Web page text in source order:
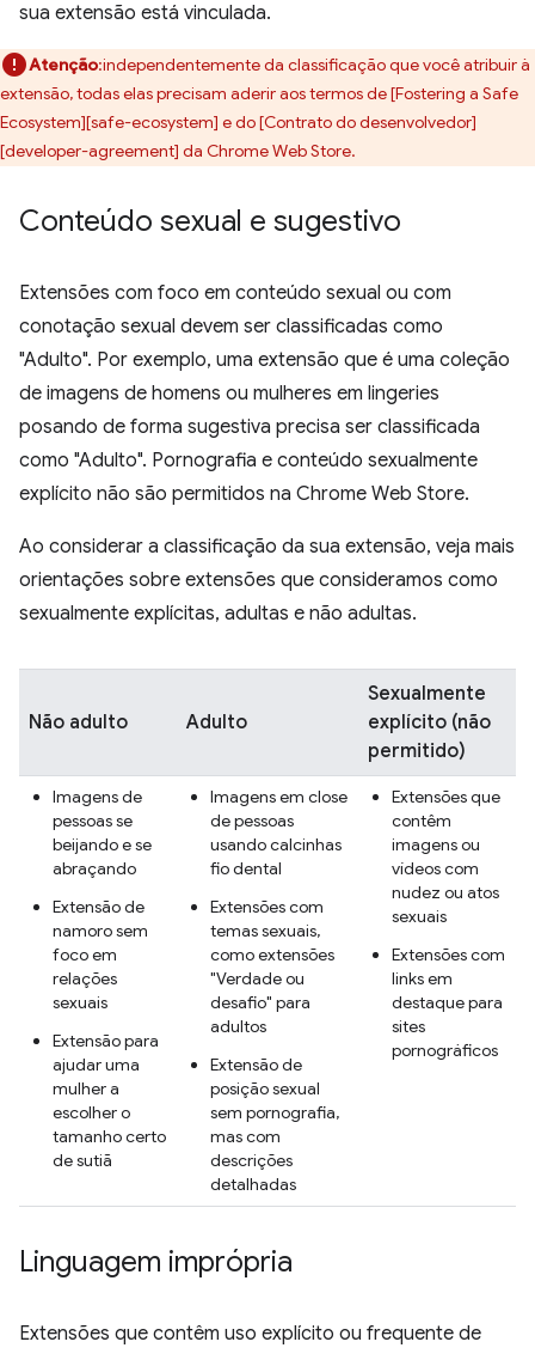
sua extensão está vinculada.
Atenção:independentemente da classificação que você atribuir à
extensão, todas elas precisam aderir aos termos de [Fostering a Safe
Ecosystem][safe-ecosystem] e do [Contrato do desenvolvedor]
[developer-agreement] da Chrome Web Store.
Conteúdo sexual e sugestivo
Extensões com foco em conteúdo sexual ou com
conotação sexual devem ser classificadas como
"Adulto". Por exemplo, uma extensão que é uma coleção
de imagens de homens ou mulheres em lingeries
posando de forma sugestiva precisa ser classificada
como "Adulto". Pornografia e conteúdo sexualmente
explícito não são permitidos na Chrome Web Store.
Ao considerar a classificação da sua extensão, veja mais
orientações sobre extensões que consideramos como
sexualmente explícitas, adultas e não adultas.
Não adulto Adulto
Sexualmente
explícito (não
permitido)
Imagens de
pessoas se
beijando e se
abraçando
Extensão de
namoro sem
foco em
relações
sexuais
Extensão para
ajudar uma
mulher a
escolher o
tamanho certo
de sutiã
Imagens em close
de pessoas
usando calcinhas
fio dental
Extensões com
temas sexuais,
como extensões
"Verdade ou
desafio" para
adultos
Extensão de
posição sexual
sem pornografia,
mas com
descrições
detalhadas
Extensões que
contêm
imagens ou
vídeos com
nudez ou atos
sexuais
Extensões com
links em
destaque para
sites
pornográficos
Linguagem imprópria
Extensões que contêm uso explícito ou frequente de